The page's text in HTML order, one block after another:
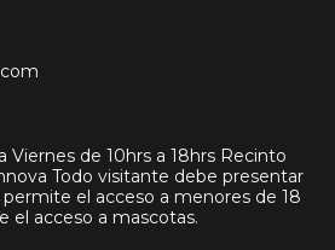
Viernes de 10hrs a 18hrs Recinto
Todo visitante debe presentar
el acceso a menores de 18
el acceso a mascotas.